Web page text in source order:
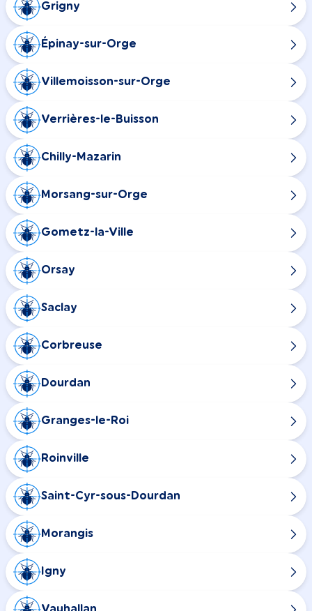
Grigny
Épinay-sur-Orge
Villemoisson-sur-Orge
Verrières-le-Buisson
Chilly-Mazarin
Morsang-sur-Orge
Gometz-la-Ville
Orsay
Saclay
Corbreuse
Dourdan
Granges-le-Roi
Roinville
Saint-Cyr-sous-Dourdan
Morangis
Igny